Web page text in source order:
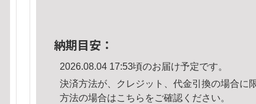
納期目安：
2026.08.04 17:53頃のお届け予定です。
決済方法が、クレジット、代金引換の場合に
方法の場合はこちら をご確認ください。